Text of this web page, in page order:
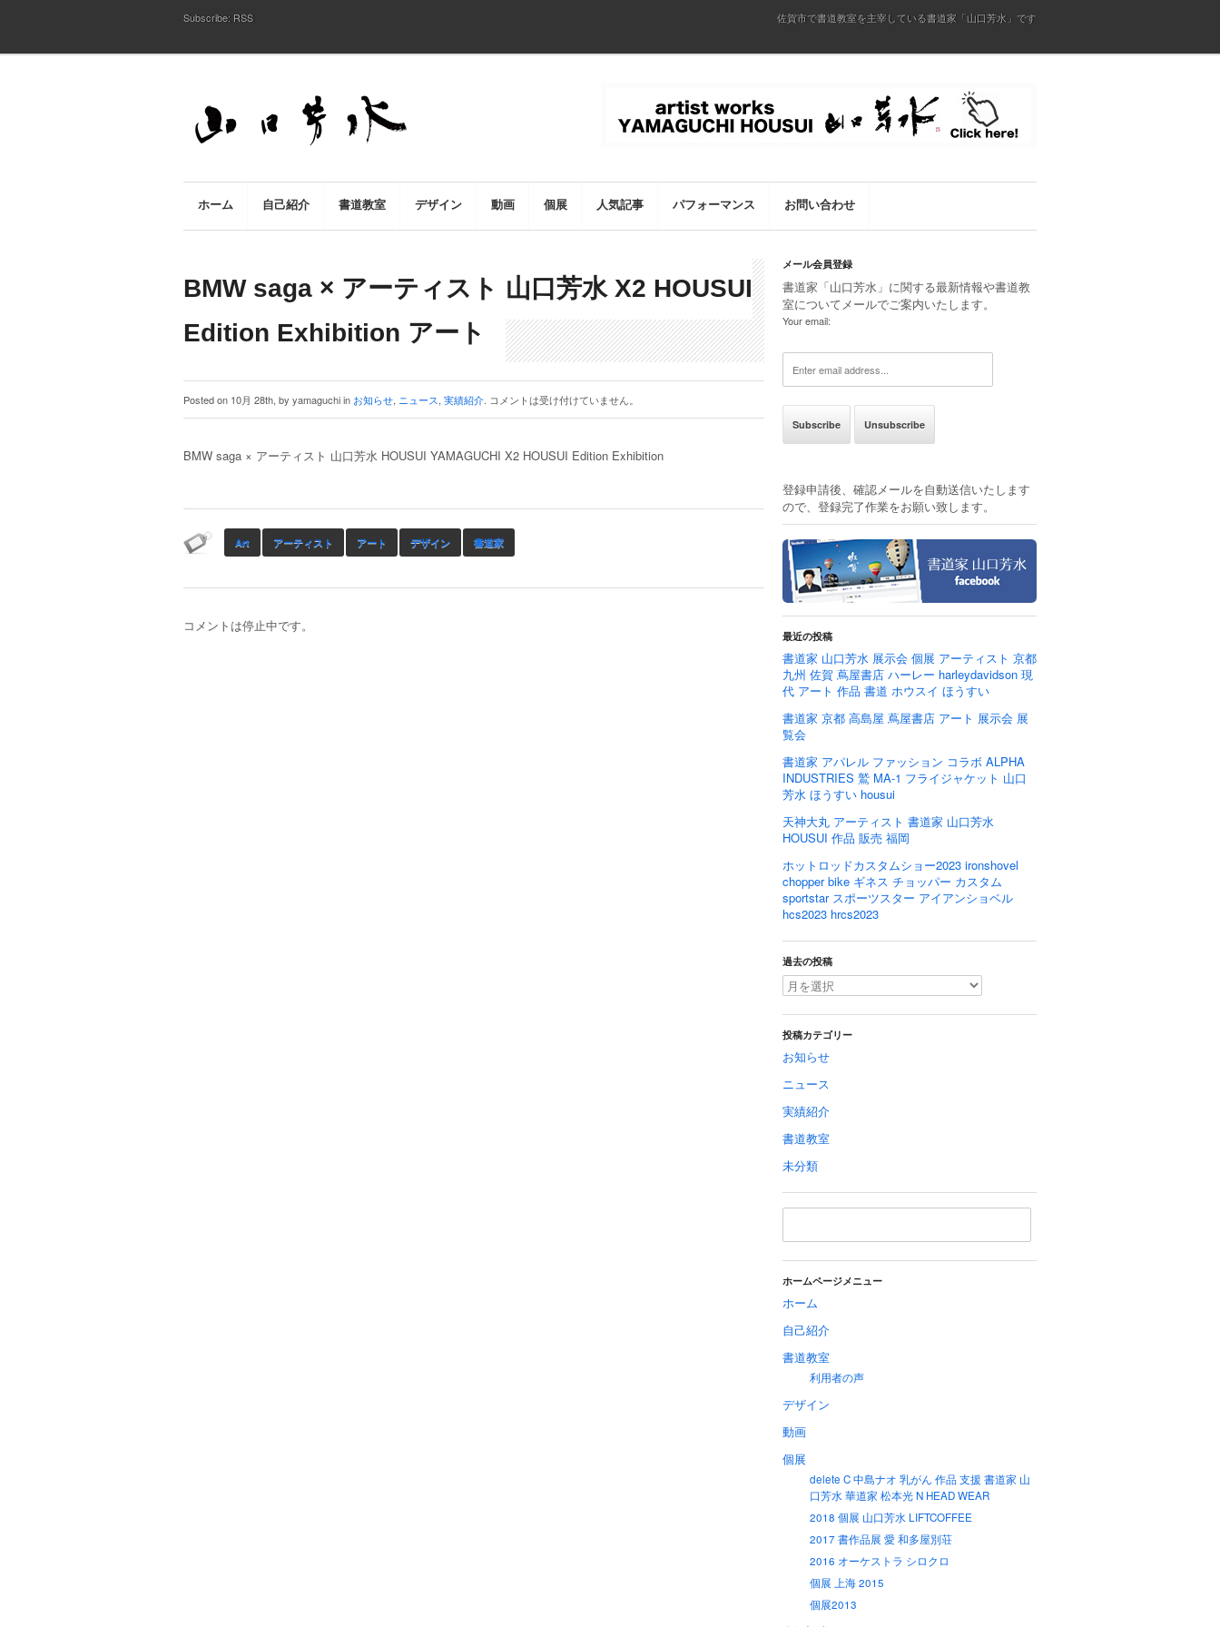
Subscribe: RSS 佐賀市で書道教室を主宰している書道家「山口芳水」です
ホーム 自己紹介 書道教室 デザイン 動画 個展 人気記事 パフォーマンス お問い合わせ
BMW saga × アーティスト 山口芳水 X2 HOUSUI
Edition Exhibition アート
Posted on 10月 28th, by yamaguchi in お知らせ, ニュース, 実績紹介. コメントは受け付けていません。
BMW saga × アーティスト 山口芳水 HOUSUI YAMAGUCHI X2 HOUSUI Edition Exhibition
Art アーティスト アート デザイン 書道家
コメントは停止中です。
メール会員登録
書道家「山口芳水」に関する最新情報や書道教
室についてメールでご案内いたします。
Your email:
登録申請後、確認メールを自動送信いたします
ので、登録完了作業をお願い致します。
最近の投稿
書道家 山口芳水 展示会 個展 アーティスト 京都
九州 佐賀 蔦屋書店 ハーレー harleydavidson 現
代 アート 作品 書道 ホウスイ ほうすい
書道家 京都 高島屋 蔦屋書店 アート 展示会 展
覧会
書道家 アパレル ファッション コラボ ALPHA
INDUSTRIES 鷲 MA-1 フライジャケット 山口
芳水 ほうすい housui
天神大丸 アーティスト 書道家 山口芳水
HOUSUI 作品 販売 福岡
ホットロッドカスタムショー2023 ironshovel
chopper bike ギネス チョッパー カスタム
sportstar スポーツスター アイアンショベル
hcs2023 hrcs2023
過去の投稿
投稿カテゴリー
お知らせ
ニュース
実績紹介
書道教室
未分類
ホームページメニュー
ホーム
自己紹介
書道教室
利用者の声
デザイン
動画
個展
delete C 中島ナオ 乳がん 作品 支援 書道家 山
口芳水 華道家 松本光 N HEAD WEAR
2018 個展 山口芳水 LIFTCOFFEE
2017 書作品展 愛 和多屋別荘
2016 オーケストラ シロクロ
個展 上海 2015
個展2013